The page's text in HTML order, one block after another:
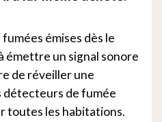
émises dès le
émettre un signal sonore
de réveiller une
détecteurs de fumée
toutes les habitations.